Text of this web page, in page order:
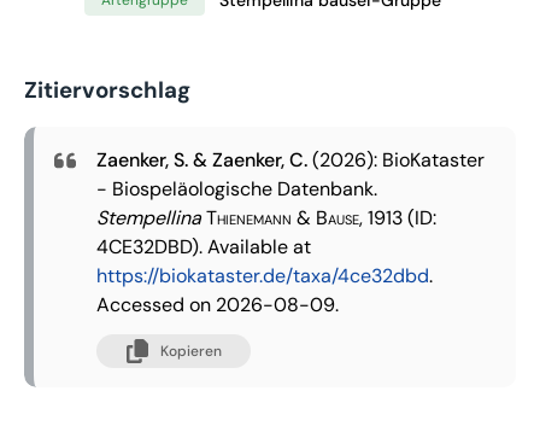
Zitiervorschlag
Zaenker, S. & Zaenker, C.(2026): BioKataster
- Biospeläologische Datenbank.
StempellinaThienemann & Bause, 1913(ID:
4CE32DBD). Available at
https://biokataster.de/taxa/4ce32dbd.
Accessed on 2026-08-09.
Kopieren